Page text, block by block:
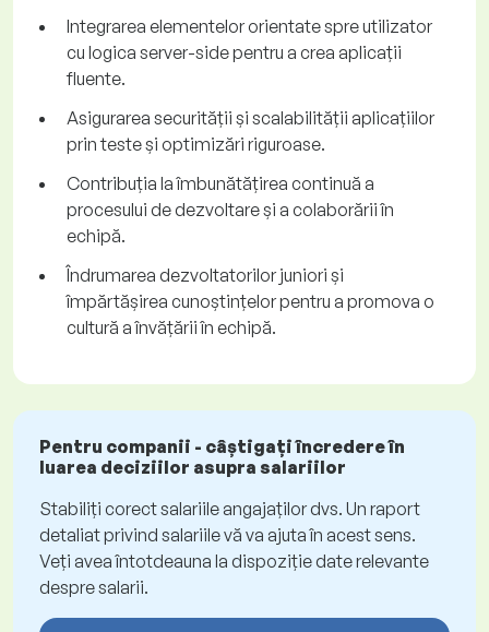
Integrarea elementelor orientate spre utilizator
cu logica server-side pentru a crea aplicații
fluente.
Asigurarea securității și scalabilității aplicațiilor
prin teste și optimizări riguroase.
Contribuția la îmbunătățirea continuă a
procesului de dezvoltare și a colaborării în
echipă.
Îndrumarea dezvoltatorilor juniori și
împărtășirea cunoștințelor pentru a promova o
cultură a învățării în echipă.
Pentru companii - câștigați încredere în
luarea deciziilor asupra salariilor
Stabiliți corect salariile angajaților dvs. Un raport
detaliat privind salariile vă va ajuta în acest sens.
Veți avea întotdeauna la dispoziție date relevante
despre salarii.